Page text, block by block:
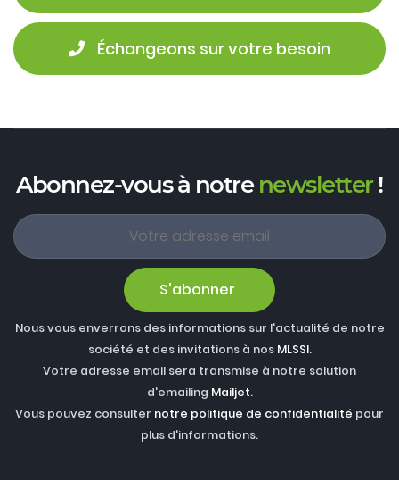
Échangeons sur votre besoin
Abonnez-vous à notrenewsletter!
S'abonner
Nous vous enverrons des informations sur l'actualité de notre
société et des invitations à nos MLSSI.
Votre adresse email sera transmise à notre solution
d'emailing Mailjet.
Vous pouvez consulter notre politique de confidentialité pour
plus d'informations.